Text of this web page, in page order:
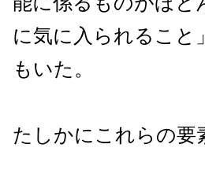
に気に入られること
もいた。
たしかにこれらの要